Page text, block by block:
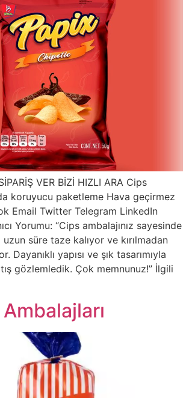
VER BİZİ HIZLI ARA Cips
koruyucu paketleme Hava geçirmez
Email Twitter Telegram LinkedIn
Yorumu: “Cips ambalajınız sayesinde
süre taze kalıyor ve kırılmadan
Dayanıklı yapısı ve şık tasarımıyla
gözlemledik. Çok memnunuz!” İlgili